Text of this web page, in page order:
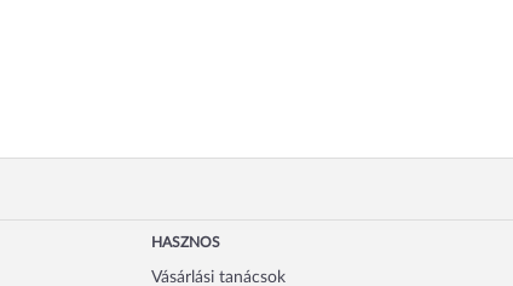
HASZNOS
Vásárlási tanácsok